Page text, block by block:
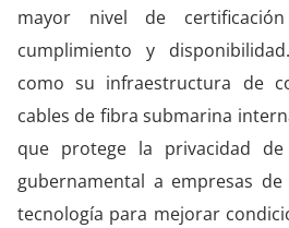
mayor nivel de
cumplimiento y
como su infraestructura de
cables de fibra submarina
que protege la privacidad
gubernamental a empresas
tecnología para mejorar